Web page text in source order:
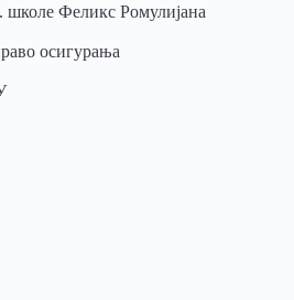
Феликс Ромулијана
осигурања